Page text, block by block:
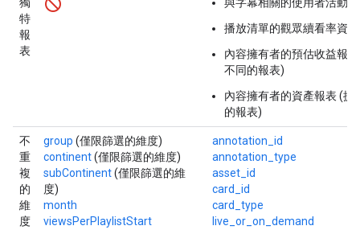
特
報
表
播放清單的觀眾續看率資料
內容擁有者的預估收益報
不同的報表)
內容擁有者的資產報表 (提
的報表)
不
重
複
的
維
度
group (僅限篩選的維度)
continent(僅限篩選的維度)
subContinent(僅限篩選的維
度)
month
viewsPerPlaylistStart
annotation_id
annotation_type
asset_id
card_id
card_type
live_or_on_demand